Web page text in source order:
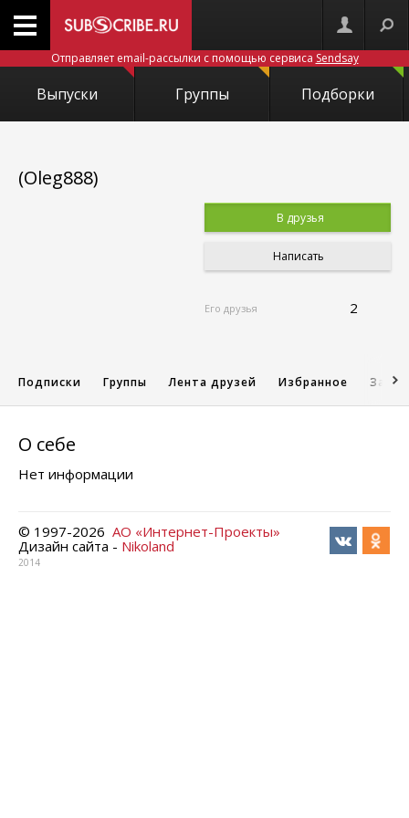
Отправляет email-рассылки с помощью сервиса Sendsay
Выпуски Группы Подборки
(Oleg888)
В друзья
Написать
Его друзья 2
Подписки Группы Лента друзей Избранное
О себе
Нет информации
© 1997-2026 АО «Интернет-Проекты»
Дизайн сайта - Nikoland
2014